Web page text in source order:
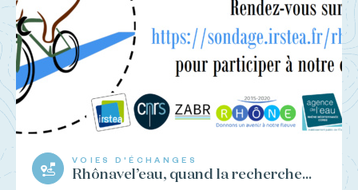
VOIES D'ÉCHANGES
Rhônavel’eau, quand la recherche...